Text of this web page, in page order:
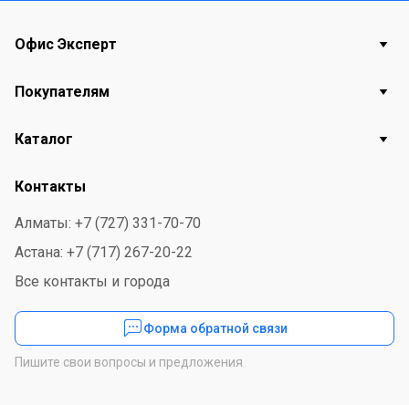
Офис Эксперт
Покупателям
Каталог
Контакты
Алматы: +7 (727) 331-70-70
Астана: +7 (717) 267-20-22
Все контакты и города
Форма обратной связи
Пишите свои вопросы и предложения